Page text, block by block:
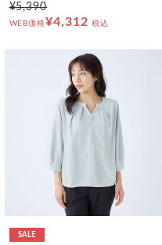
¥5,390
WEB価格¥4,312 税込
SALE